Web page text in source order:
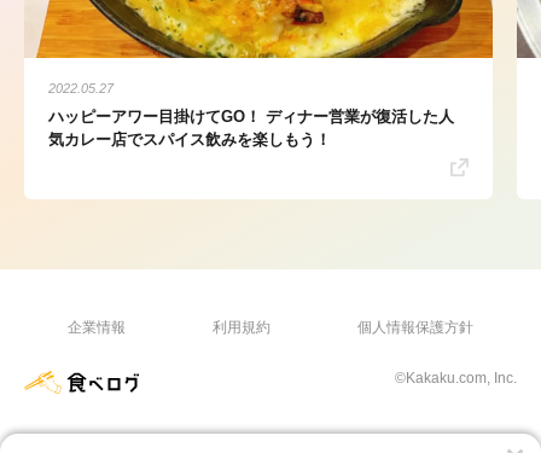
2022.05.27
ハッピーアワー目掛けてGO！ ディナー営業が復活した人
気カレー店でスパイス飲みを楽しもう！
企業情報 利用規約 個人情報保護方針
©Kakaku.com, Inc.